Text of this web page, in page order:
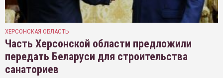
ХЕРСОНСКАЯ ОБЛАСТЬ
Часть Херсонской области предложили
передать Беларуси для строительства
санаториев